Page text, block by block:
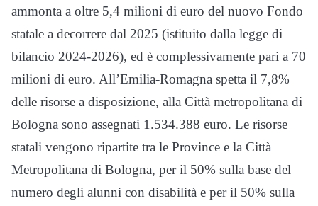
ammonta a oltre 5,4 milioni di euro del nuovo Fondo
statale a decorrere dal 2025 (istituito dalla legge di
bilancio 2024-2026), ed è complessivamente pari a 70
milioni di euro. All’Emilia-Romagna spetta il 7,8%
delle risorse a disposizione, alla Città metropolitana di
Bologna sono assegnati 1.534.388 euro. Le risorse
statali vengono ripartite tra le Province e la Città
Metropolitana di Bologna, per il 50% sulla base del
numero degli alunni con disabilità e per il 50% sulla